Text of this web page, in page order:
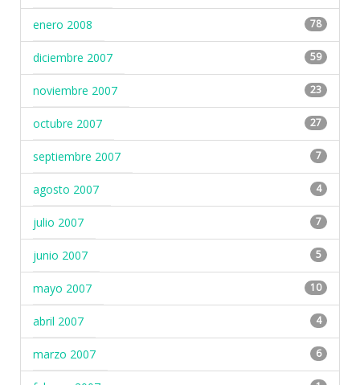
enero 2008 78
diciembre 2007 59
noviembre 2007 23
octubre 2007 27
septiembre 2007 7
agosto 2007 4
julio 2007 7
junio 2007 5
mayo 2007 10
abril 2007 4
marzo 2007 6